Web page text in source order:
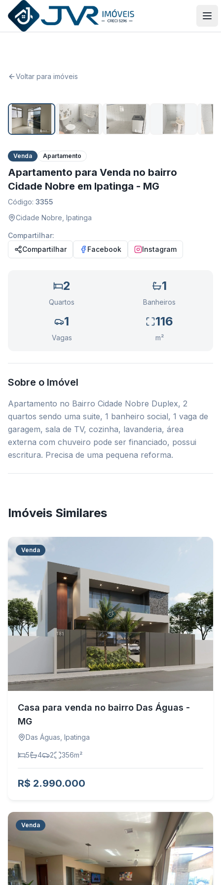
JVR Imóveis
Voltar para imóveis
Venda Apartamento
Apartamento para Venda no bairro
Cidade Nobre em Ipatinga - MG
Código: 3355
Cidade Nobre Ipatinga
Compartilhar:
Compartilhar
Facebook Instagram
2
Quartos
1
Banheiros
1
Vagas
116
m²
Sobre o Imóvel
Apartamento no Bairro Cidade Nobre Duplex, 2
quartos sendo uma suite, 1 banheiro social, 1 vaga de
garagem, sala de TV, cozinha, lavanderia, área
externa com chuveiro pode ser financiado, possui
escritura. Precisa de uma pequena reforma.
Imóveis Similares
Venda
Casa para venda no bairro Das Águas -
MG
Das Águas Ipatinga
5 4 2 356m²
R$ 2.990.000
Venda